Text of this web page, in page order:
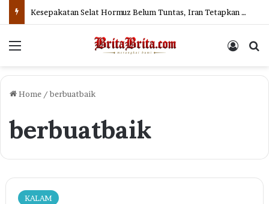
Kesepakatan Selat Hormuz Belum Tuntas, Iran Tetapkan Syarat
Menu Log In
Home / berbuatbaik
berbuatbaik
KALAM